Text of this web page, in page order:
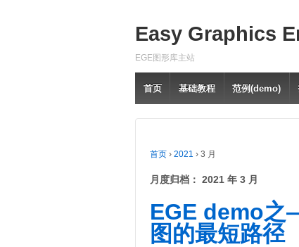
Easy Graphics
EGE图形库主站
首页 基础教程 范例(demo)
首页 › 2021 › 3 月
月度归档： 2021 年 3 月
EGE demo
图的最短路径